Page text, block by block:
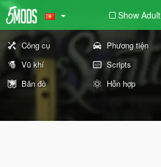
Show Adult
Công cụ Phương tiện
Vũ khí
Scripts
Bản đồ
Hỗn hợp